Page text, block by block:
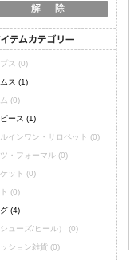
ス (0)
ス (1)
(0)
ース (1)
インワン・サロペット (0)
・フォーマル (0)
ット (0)
(0)
(4)
ューズ/ヒール） (0)
ション雑貨 (0)